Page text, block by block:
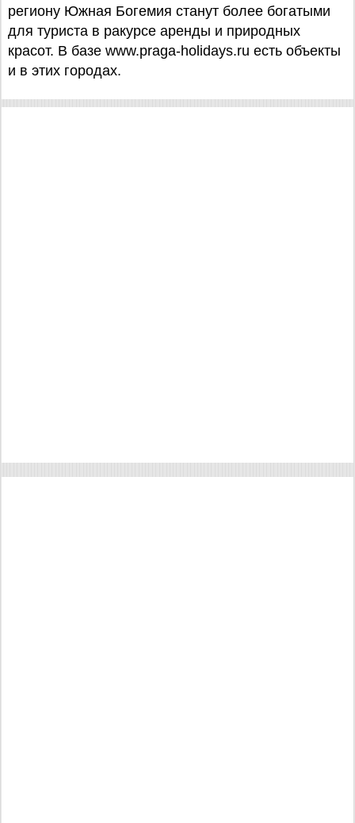
региону Южная Богемия станут более богатыми
для туриста в ракурсе аренды и природных
красот. В базе www.praga-holidays.ru есть объекты
и в этих городах.